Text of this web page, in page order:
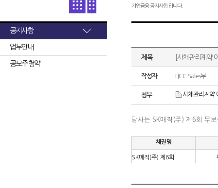
공지사항
업무안내
공모주 청약
기업금융 공지사항 입니다.
제목 [사채관리계약
작성자 FICC Sales부
첨부 사채관리계약
당사는 SK매직(주) 제6회 무
채권명
SK매직(주) 제6회